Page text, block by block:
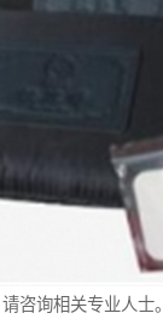
咨询相关专业人士。